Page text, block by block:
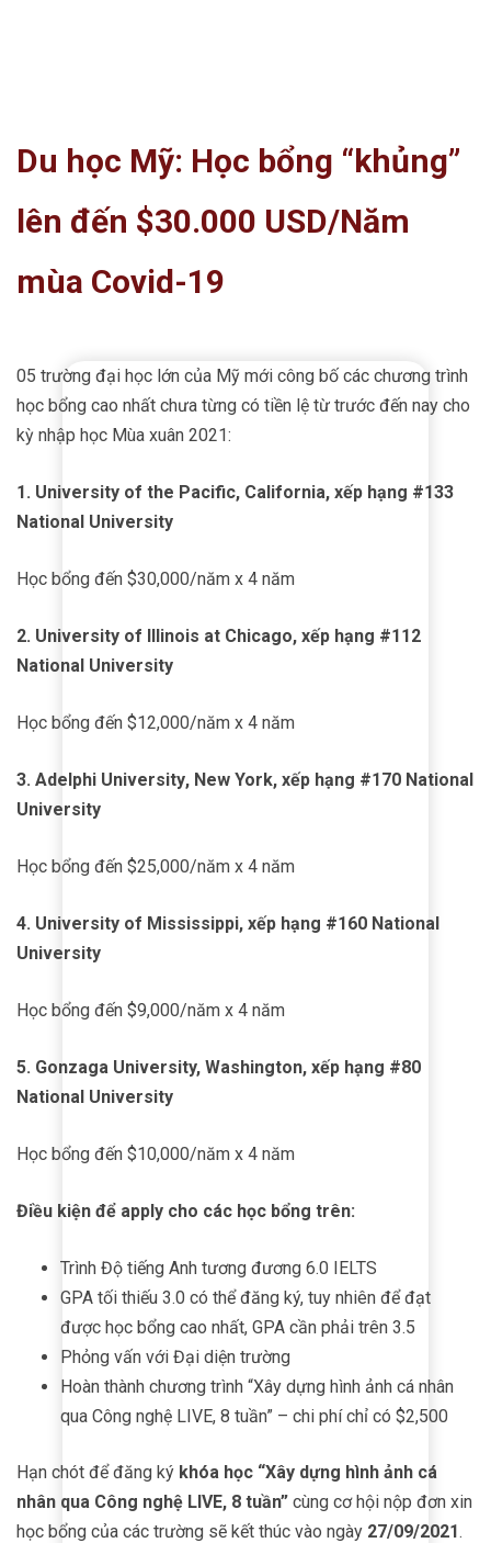
Du học Mỹ: Học bổng “khủng”
lên đến $30.000 USD/Năm
mùa Covid-19
05 trường đại học lớn của Mỹ mới công bố các chương trình
học bổng cao nhất chưa từng có tiền lệ từ trước đến nay cho
kỳ nhập học Mùa xuân 2021:
1. University of the Pacific, California, xếp hạng #133
National University
Học bổng đến $30,000/năm x 4 năm
2. University of Illinois at Chicago, xếp hạng #112
National University
Học bổng đến $12,000/năm x 4 năm
3. Adelphi University, New York, xếp hạng #170 National
University
Học bổng đến $25,000/năm x 4 năm
4. University of Mississippi, xếp hạng #160 National
University
Học bổng đến $9,000/năm x 4 năm
5. Gonzaga University, Washington, xếp hạng #80
National University
Học bổng đến $10,000/năm x 4 năm
Điều kiện để apply cho các học bổng trên:
Trình Độ tiếng Anh tương đương 6.0 IELTS
GPA tối thiếu 3.0 có thể đăng ký, tuy nhiên để đạt
được học bổng cao nhất, GPA cần phải trên 3.5
Phỏng vấn với Đại diện trường
Hoàn thành chương trình “Xây dựng hình ảnh cá nhân
qua Công nghệ LIVE, 8 tuần” – chi phí chỉ có $2,500
Hạn chót để đăng ký khóa học “Xây dựng hình ảnh cá
nhân qua Công nghệ LIVE, 8 tuần” cùng cơ hội nộp đơn xin
học bổng của các trường sẽ kết thúc vào ngày 27/09/2021.